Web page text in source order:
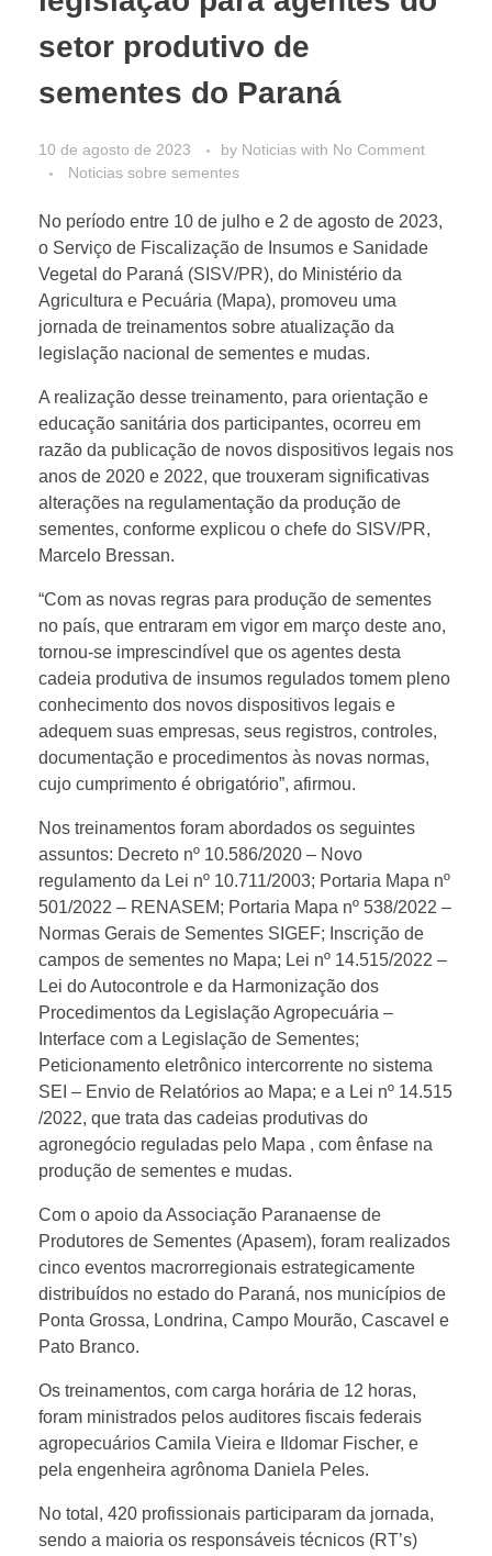
setor produtivo de
sementes do Paraná
10 de agosto de 2023 by Noticias with No Comment
Noticias sobre sementes
No período entre 10 de julho e 2 de agosto de 2023,
o Serviço de Fiscalização de Insumos e Sanidade
Vegetal do Paraná (SISV/PR), do Ministério da
Agricultura e Pecuária (Mapa), promoveu uma
jornada de treinamentos sobre atualização da
legislação nacional de sementes e mudas.
A realização desse treinamento, para orientação e
educação sanitária dos participantes, ocorreu em
razão da publicação de novos dispositivos legais nos
anos de 2020 e 2022, que trouxeram significativas
alterações na regulamentação da produção de
sementes, conforme explicou o chefe do SISV/PR,
Marcelo Bressan.
“Com as novas regras para produção de sementes
no país, que entraram em vigor em março deste ano,
tornou-se imprescindível que os agentes desta
cadeia produtiva de insumos regulados tomem pleno
conhecimento dos novos dispositivos legais e
adequem suas empresas, seus registros, controles,
documentação e procedimentos às novas normas,
cujo cumprimento é obrigatório”, afirmou.
Nos treinamentos foram abordados os seguintes
assuntos: Decreto nº 10.586/2020 – Novo
regulamento da Lei nº 10.711/2003; Portaria Mapa nº
501/2022 – RENASEM; Portaria Mapa nº 538/2022 –
Normas Gerais de Sementes SIGEF; Inscrição de
campos de sementes no Mapa; Lei nº 14.515/2022 –
Lei do Autocontrole e da Harmonização dos
Procedimentos da Legislação Agropecuária –
Interface com a Legislação de Sementes;
Peticionamento eletrônico intercorrente no sistema
SEI – Envio de Relatórios ao Mapa; e a Lei nº 14.515
/2022, que trata das cadeias produtivas do
agronegócio reguladas pelo Mapa , com ênfase na
produção de sementes e mudas.
Com o apoio da Associação Paranaense de
Produtores de Sementes (Apasem), foram realizados
cinco eventos macrorregionais estrategicamente
distribuídos no estado do Paraná, nos municípios de
Ponta Grossa, Londrina, Campo Mourão, Cascavel e
Pato Branco.
Os treinamentos, com carga horária de 12 horas,
foram ministrados pelos auditores fiscais federais
agropecuários Camila Vieira e Ildomar Fischer, e
pela engenheira agrônoma Daniela Peles.
No total, 420 profissionais participaram da jornada,
sendo a maioria os responsáveis técnicos (RT’s)